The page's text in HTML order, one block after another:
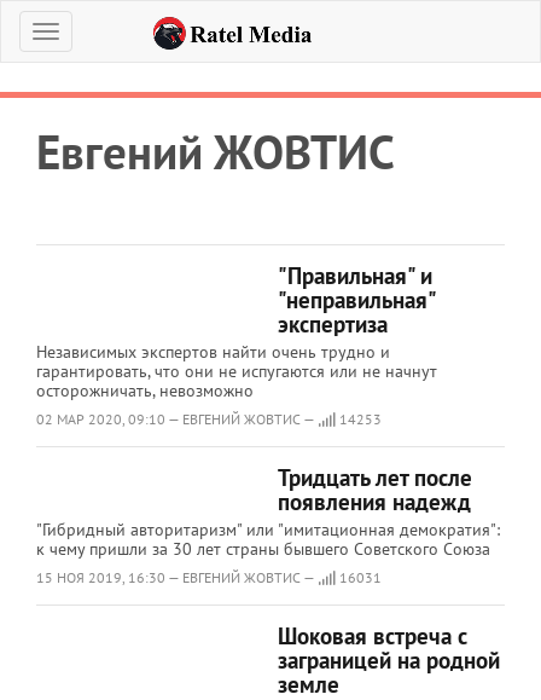
Меню
Евгений ЖОВТИС
"Правильная" и
"неправильная"
экспертиза
Независимых экспертов найти очень трудно и
гарантировать, что они не испугаются или не начнут
осторожничать, невозможно
02 МАР 2020, 09:10 — ЕВГЕНИЙ ЖОВТИС — 14253
Тридцать лет после
появления надежд
"Гибридный авторитаризм" или "имитационная демократия":
к чему пришли за 30 лет страны бывшего Советского Союза
15 НОЯ 2019, 16:30 — ЕВГЕНИЙ ЖОВТИС — 16031
Шоковая встреча с
заграницей на родной
земле